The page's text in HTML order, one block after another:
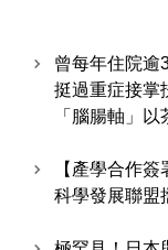
曾每年住院逾
挺過重症接掌
「腦腸軸」
【產學合作
科學發展聯